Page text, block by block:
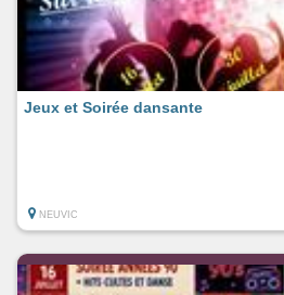
Jeux et Soirée dansante
NEUVIC